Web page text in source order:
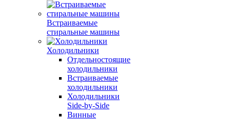
Встраиваемые
стиральные машины
Холодильники
Отдельностоящие
холодильники
Встраиваемые
холодильники
Холодильники
Side-by-Side
Винные